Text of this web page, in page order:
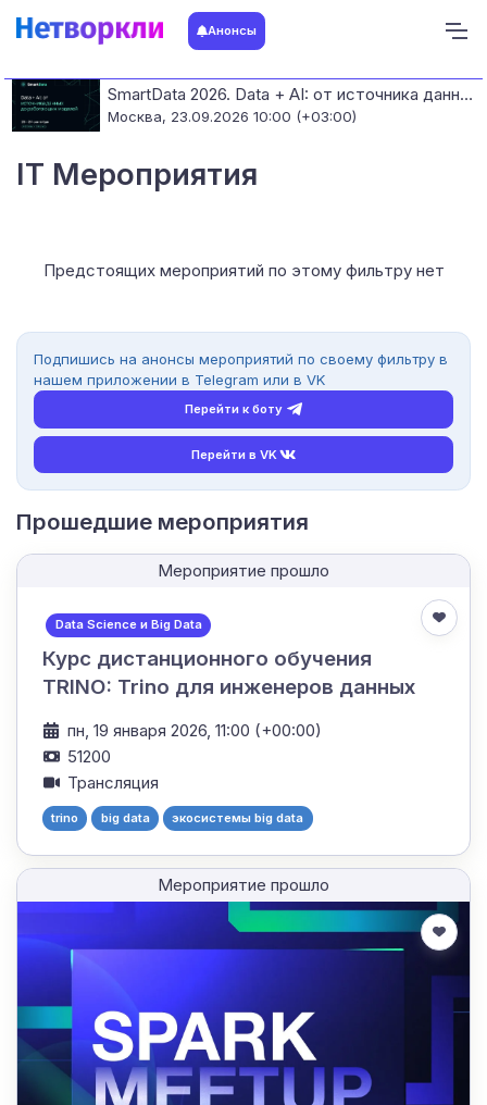
Анонсы
SmartData 2026. Data + AI: от источника данных до работающих моделей
Москва, 23.09.2026 10:00 (+03:00)
IT Мероприятия
Предстоящих мероприятий по этому фильтру нет
Подпишись на анонсы мероприятий по своему фильтру в
нашем приложении в Telegram или в VK
Перейти к боту
Перейти в VK
Прошедшие мероприятия
Мероприятие прошло
Data Science и Big Data
Курс дистанционного обучения
TRINO: Trino для инженеров данных
пн, 19 января 2026, 11:00 (+00:00)
51200
Трансляция
trino big data экосистемы big data
Мероприятие прошло